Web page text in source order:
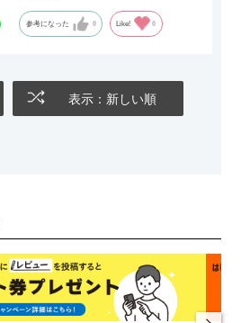
参考になった 0 Like! 0
表示：新しい順